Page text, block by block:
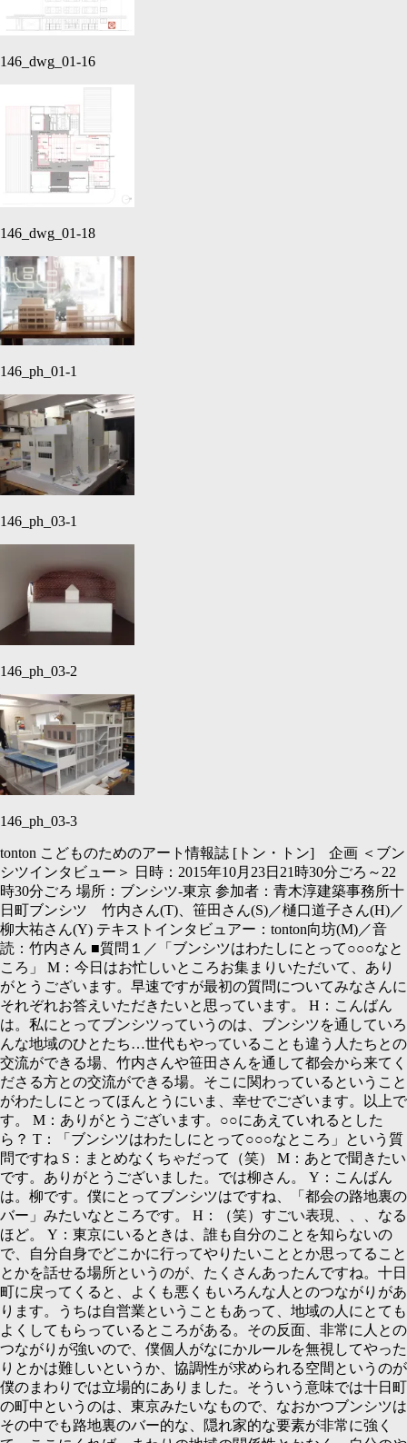
146_dwg_01-16
146_dwg_01-18
146_ph_01-1
146_ph_03-1
146_ph_03-2
146_ph_03-3
tonton こどものためのアート情報誌 [ トン・トン] 企画 ＜ ブン
シツインタビュー＞ 日時： 2015年10月 23日 21 時30分ごろ～ 22
時30分ごろ 場所：ブンシツ-東京 参加者：青木淳建築事務所十
日町ブンシツ 竹内さん(T)、 笹田さん(S)／樋口道子さん(H)／
柳大祐さん(Y) テキストインタビュアー： tonton向坊(M)／音
読：竹内さん ■質問１／「ブンシツはわたしにとって○○○なと
ころ」 M： 今日はお忙しいところお集まりいただいて、あり
がとうございます。早速ですが最初の質問についてみなさんに
それぞれお答えいただきたいと思っています。 H： こんばん
は。私にとってブンシツっていうのは、ブンシツを通していろ
んな地域のひとたち…世代もやっていることも違う人たちとの
交流ができる場、竹内さんや笹田さんを通して都会から来てく
ださる方との交流ができる場。そこに関わっているということ
がわたしにとってほんとうにいま、幸せでございます。以上で
す。 M： ありがとうございます。○○にあえていれるとした
ら？ T：「 ブンシツはわたしにとって○○○なところ」という質
問ですね S： まとめなくちゃだって（笑） M： あとで聞きたい
です。ありがとうございました。では柳さん。 Y： こんばん
は。柳です。僕にとってブンシツはですね、「都会の路地裏の
バー」みたいなところです。 H：（笑）すごい表現、、、なる
ほど。 Y： 東京にいるときは、誰も自分のことを知らないの
で、自分自身でどこかに行ってやりたいこととか思ってること
とかを話せる場所というのが、たくさんあったんですね。十日
町に戻ってくると、よくも悪くもいろんな人とのつながりがあ
ります。うちは自営業ということもあって、地域の人にとても
よくしてもらっているところがある。その反面、非常に人との
つながりが強いので、僕個人がなにかルールを無視してやった
りとかは難しいというか、協調性が求められる空間というのが
僕のまわりでは立場的にありました。そういう意味では十日町
の町中というのは、東京みたいなもので、なおかつブンシツは
その中でも路地裏のバー的な、隠れ家的な要素が非常に強く